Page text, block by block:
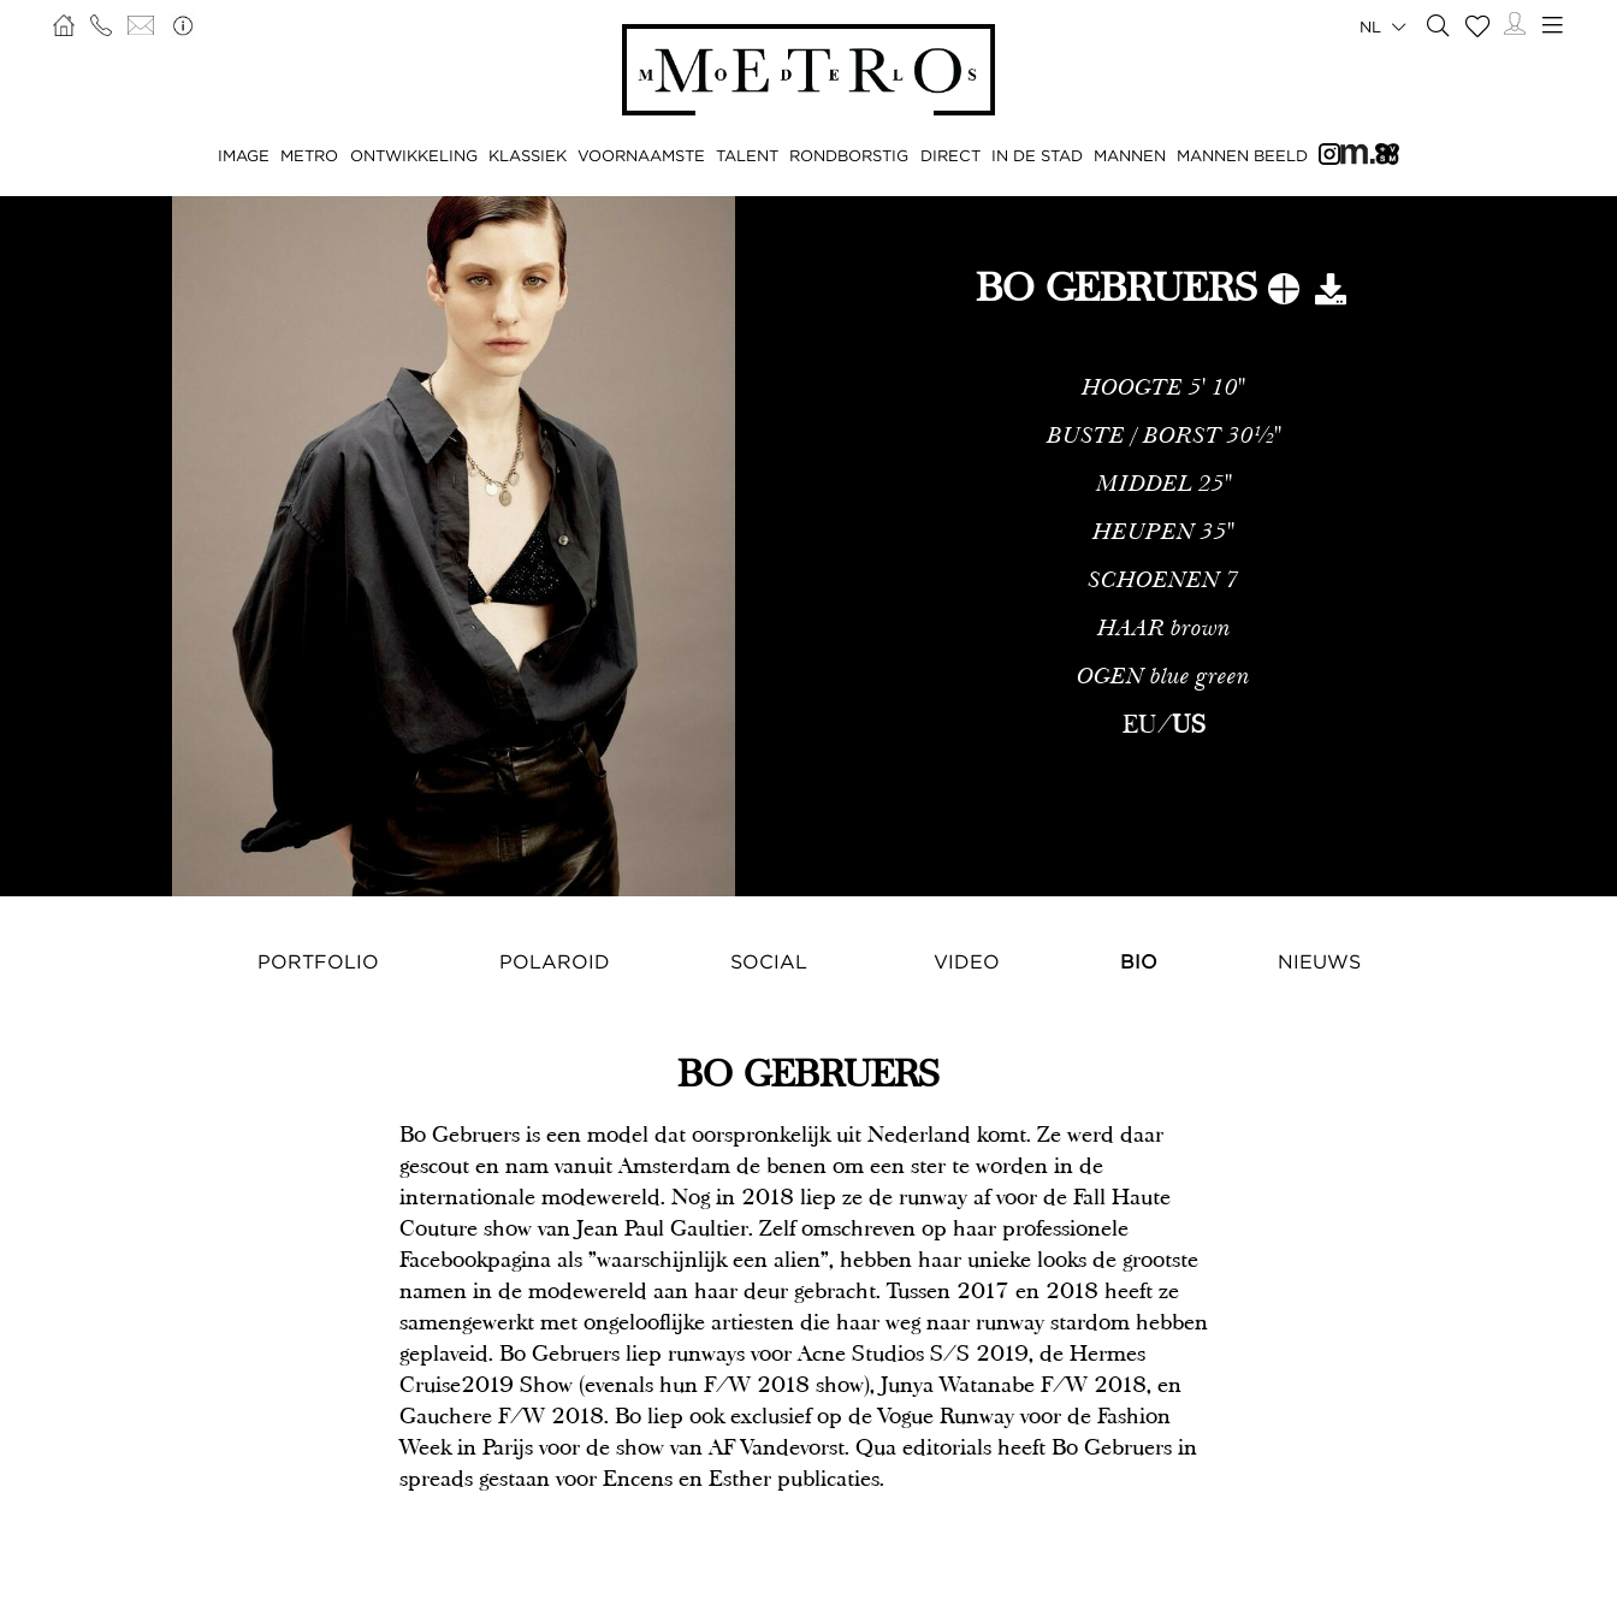
IMAGE METRO ONTWIKKELING KLASSIEK VOORNAAMSTE TALENT RONDBORSTIG DIRECT IN DE STAD MANNEN MANNEN BEELD
NL
BO GEBRUERS
HOOGTE 5' 10''
BUSTE / BORST 30½''
MIDDEL 25''
HEUPEN 35''
SCHOENEN 7
HAAR brown
OGEN blue green
EU/US
PORTFOLIO POLAROID SOCIAL VIDEO BIO NIEUWS
BO GEBRUERS
Bo Gebruers is een model dat oorspronkelijk uit Nederland komt. Ze werd daar
gescout en nam vanuit Amsterdam de benen om een ster te worden in de
internationale modewereld. Nog in 2018 liep ze de runway af voor de Fall Haute
Couture show van Jean Paul Gaultier. Zelf omschreven op haar professionele
Facebookpagina als "waarschijnlijk een alien", hebben haar unieke looks de grootste
namen in de modewereld aan haar deur gebracht. Tussen 2017 en 2018 heeft ze
samengewerkt met ongelooflijke artiesten die haar weg naar runway stardom hebben
geplaveid. Bo Gebruers liep runways voor Acne Studios S/S 2019, de Hermes
Cruise2019 Show (evenals hun F/W 2018 show), Junya Watanabe F/W 2018, en
Gauchere F/W 2018. Bo liep ook exclusief op de Vogue Runway voor de Fashion
Week in Parijs voor de show van AF Vandevorst. Qua editorials heeft Bo Gebruers in
spreads gestaan voor Encens en Esther publicaties.